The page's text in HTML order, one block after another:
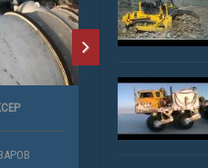
АРЕНДА ТЕХНИКИ
САМОСВАЛ